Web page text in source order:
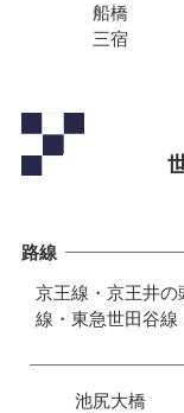
船橋
三宿
路線
京王線
京王井の
線
東急世田谷線
池尻大橋